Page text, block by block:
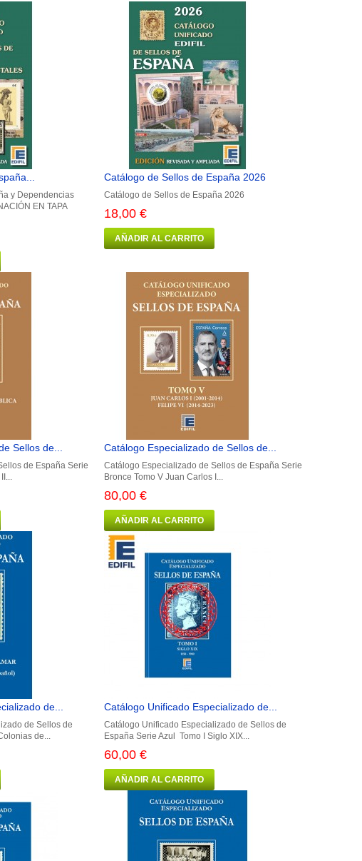
y Dependencias
EN TAPA
Catálogo de Sellos de España 2026
Catálogo de Sellos de España 2026
18,00 €
AÑADIR AL CARRITO
Sellos de...
de España Serie
Catálogo Especializado de Sellos de...
Catálogo Especializado de Sellos de España Serie
Bronce Tomo V Juan Carlos I...
80,00 €
AÑADIR AL CARRITO
de...
de Sellos de
de...
Catálogo Unificado Especializado de...
Catálogo Unificado Especializado de Sellos de
España Serie Azul Tomo I Siglo XIX...
60,00 €
AÑADIR AL CARRITO